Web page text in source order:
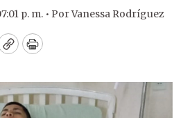
p. m. • PorVanessa Rodríguez
CopyPrint